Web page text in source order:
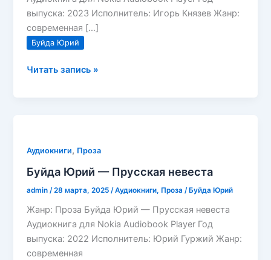
выпуска: 2023 Исполнитель: Игорь Князев Жанр:
современная […]
Буйда Юрий
Буйда
Читать запись »
Аудиокниги, Проза
Буйда Юрий — Прусская невеста
admin /28 марта, 2025 /Аудиокниги, Проза /Буйда Юрий
Жанр: Проза Буйда Юрий — Прусская невеста
Аудиокнига для Nokia Audiobook Player Год
выпуска: 2022 Исполнитель: Юрий Гуржий Жанр:
современная